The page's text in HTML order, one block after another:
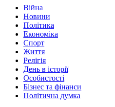
Війна
Новини
Політика
Економіка
Спорт
Життя
Релігія
День в історії
Особистості
Бізнес та фінанси
Політична думка